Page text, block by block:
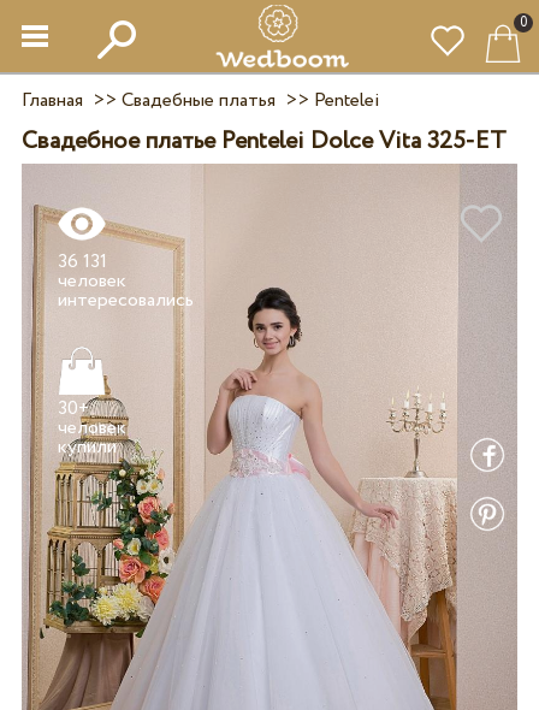
0
Главная >> Свадебные платья >> Pentelei
Свадебное платье Pentelei Dolce Vita 325-ET
36 131
человек
30+
человек
купили